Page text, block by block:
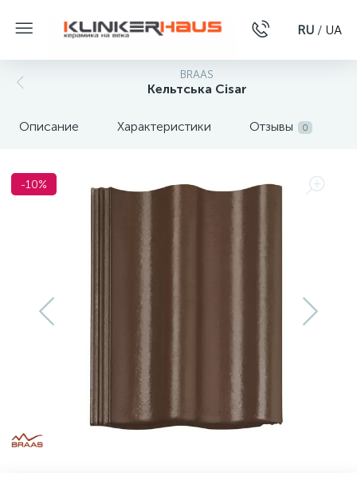
RU / UA
BRAAS
Кельтська Cisar
Описание Характеристики Отзывы 0
-10%